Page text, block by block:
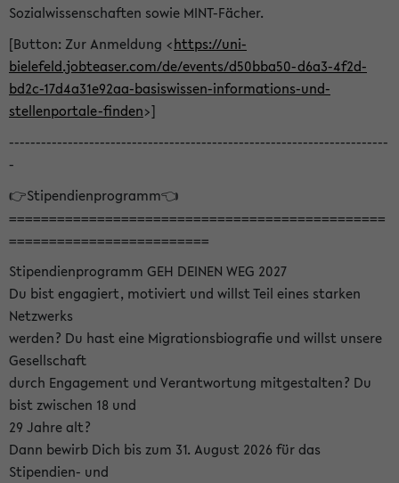
Sozialwissenschaften sowie MINT-Fächer.
[Button: Zur Anmeldung <https://uni-
bielefeld.jobteaser.com/de/events/d50bba50-d6a3-4f2d-
bd2c-17d4a31e92aa-basiswissen-informations-und-
stellenportale-finden>]
-----------------------------------------------------------------------
-
👉Stipendienprogramm👈
===============================================
=========================
Stipendienprogramm GEH DEINEN WEG 2027
Du bist engagiert, motiviert und willst Teil eines starken
Netzwerks
werden? Du hast eine Migrationsbiografie und willst unsere
Gesellschaft
durch Engagement und Verantwortung mitgestalten? Du
bist zwischen 18 und
29 Jahre alt?
Dann bewirb Dich bis zum 31. August 2026 für das
Stipendien- und